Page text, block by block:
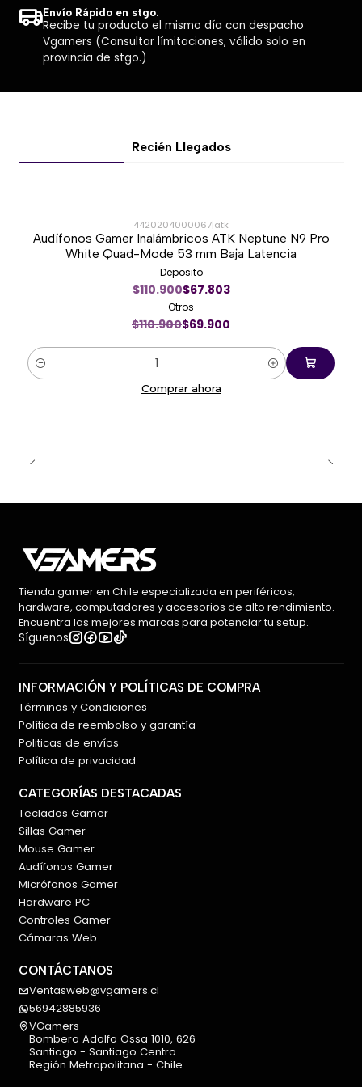
Dimensiones: 60 × 105 × 37 mm
Compatibilidad: Windows y macOS
Uso recomendado: Oficina, estudio, navegación y
uso diario
Envío Rápido en stgo.
Recibe tu producto el mismo día con despacho
Vgamers (Consultar límitaciones, válido solo en
provincia de stgo.)
Recién Llegados
-37%
4420204000067|atk
Audífonos Gamer Inalámbricos ATK Neptune N9 Pro
White Quad-Mode 53 mm Baja Latencia
Deposito
$110.900$67.803
Otros
$110.900$69.900
Cantidad
Comprar ahora
Tienda gamer en Chile especializada en periféricos,
hardware, computadores y accesorios de alto rendimiento.
Encuentra las mejores marcas para potenciar tu setup.
Síguenos
INFORMACIÓN Y POLÍTICAS DE COMPRA
Términos y Condiciones
Política de reembolso y garantía
Politicas de envíos
Política de privacidad
CATEGORÍAS DESTACADAS
Teclados Gamer
Sillas Gamer
Mouse Gamer
Audífonos Gamer
Micrófonos Gamer
Hardware PC
Controles Gamer
Cámaras Web
CONTÁCTANOS
Ventasweb@vgamers.cl
56942885936
VGamers
Bombero Adolfo Ossa 1010, 626
Santiago - Santiago Centro
Región Metropolitana - Chile